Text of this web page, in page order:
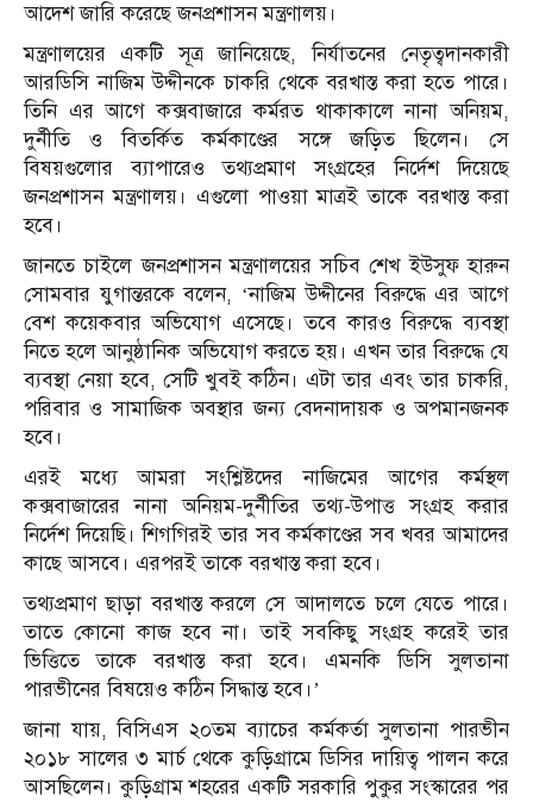
আদেশ জারি করেছে জনপ্রশাসন মন্ত্রণালয়।
মন্ত্রণালয়ের একটি সূত্র জানিয়েছে, নির্যাতনের নেতৃত্বদানকারী
আরডিসি নাজিম উদ্দীনকে চাকরি থেকে বরখাস্ত করা হতে পারে।
তিনি এর আগে কক্সবাজারে কর্মরত থাকাকালে নানা অনিয়ম,
দুর্নীতি ও বিতর্কিত কর্মকাণ্ডের সঙ্গে জড়িত ছিলেন। সে
বিষয়গুলোর ব্যাপারেও তথ্যপ্রমাণ সংগ্রহের নির্দেশ দিয়েছে
জনপ্রশাসন মন্ত্রণালয়। এগুলো পাওয়া মাত্রই তাকে বরখাস্ত করা
হবে।
জানতে চাইলে জনপ্রশাসন মন্ত্রণালয়ের সচিব শেখ ইউসুফ হারুন
সোমবার যুগান্তরকে বলেন, ‘নাজিম উদ্দীনের বিরুদ্ধে এর আগে
বেশ কয়েকবার অভিযোগ এসেছে। তবে কারও বিরুদ্ধে ব্যবস্থা
নিতে হলে আনুষ্ঠানিক অভিযোগ করতে হয়। এখন তার বিরুদ্ধে যে
ব্যবস্থা নেয়া হবে, সেটি খুবই কঠিন। এটা তার এবং তার চাকরি,
পরিবার ও সামাজিক অবস্থার জন্য বেদনাদায়ক ও অপমানজনক
হবে।
এরই মধ্যে আমরা সংশ্লিষ্টদের নাজিমের আগের কর্মস্থল
কক্সবাজারের নানা অনিয়ম-দুর্নীতির তথ্য-উপাত্ত সংগ্রহ করার
নির্দেশ দিয়েছি। শিগগিরই তার সব কর্মকাণ্ডের সব খবর আমাদের
কাছে আসবে। এরপরই তাকে বরখাস্ত করা হবে।
তথ্যপ্রমাণ ছাড়া বরখাস্ত করলে সে আদালতে চলে যেতে পারে।
তাতে কোনো কাজ হবে না। তাই সবকিছু সংগ্রহ করেই তার
ভিত্তিতে তাকে বরখাস্ত করা হবে। এমনকি ডিসি সুলতানা
পারভীনের বিষয়েও কঠিন সিদ্ধান্ত হবে।’
জানা যায়, বিসিএস ২০তম ব্যাচের কর্মকর্তা সুলতানা পারভীন
২০১৮ সালের ৩ মার্চ থেকে কুড়িগ্রামে ডিসির দায়িত্ব পালন করে
আসছিলেন। কুড়িগ্রাম শহরের একটি সরকারি পুকুর সংস্কারের পর